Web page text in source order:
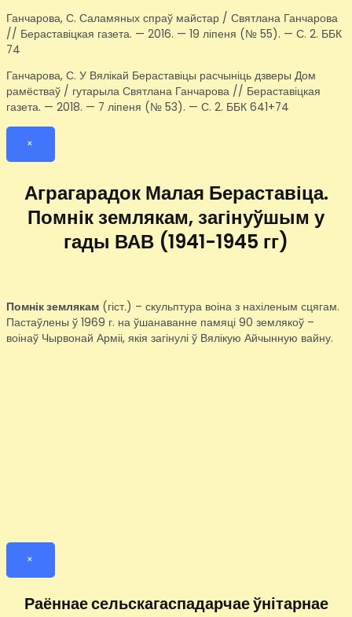
Ганчарова, С. Саламяных спраў майстар / Святлана Ганчарова
// Бераставіцкая газета. — 2016. — 19 ліпеня (№ 55). — С. 2. ББК
74
Ганчарова, С. У Вялікай Бераставіцы расчыніць дзверы Дом
рамёстваў / гутарыла Святлана Ганчарова // Бераставіцкая
газета. — 2018. — 7 ліпеня (№ 53). — С. 2. ББК 641+74
×
Аграгарадок Малая Бераставіца.
Помнік землякам, загінуўшым у
гады ВАВ (1941-1945 гг)
Помнік землякам (гіст.) – скульптура воіна з нахіленым сцягам.
Пастаўлены ў 1969 г. на ўшанаванне памяці 90 землякоў –
воінаў Чырвонай Арміі, якія загінулі ў Вялікую Айчынную вайну.
×
Раённае сельскагаспадарчае ўнітарнае